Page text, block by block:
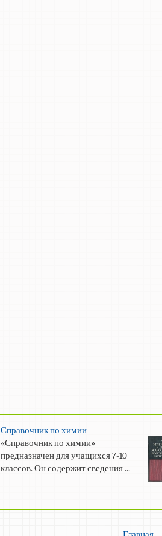
Справочник по химии
«Справочник по химии»
предназначен для учащихся 7-10
классов. Он содержит сведения ...